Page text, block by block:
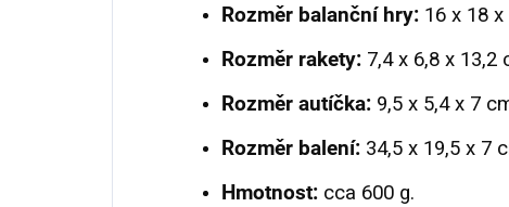
Rozměr balanční hry: 16 x 18
Rozměr rakety: 7,4 x 6,8 x 13,2
Rozměr autíčka: 9,5 x 5,4 x 7
Rozměr balení: 34,5 x 19,5 x 7
Hmotnost: cca 600 g.